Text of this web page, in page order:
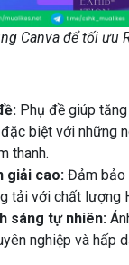
Canva để tối ưu
Phụ đề giúp
biệt với những
thanh.
giải cao:Đảm bảo
tải với chất lượng
sáng tự nhiên:
nghiệp và hấp